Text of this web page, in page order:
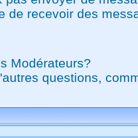
de recevoir des
Modérateurs?
questions,